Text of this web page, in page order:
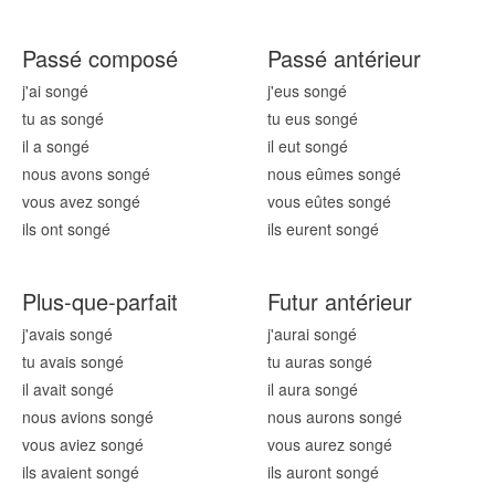
Passé composé
j'ai songé
tu as songé
il a songé
nous avons songé
vous avez songé
ils ont songé
Passé antérieur
j'eus songé
tu eus songé
il eut songé
nous eûmes songé
vous eûtes songé
ils eurent songé
Plus-que-parfait
j'avais songé
tu avais songé
il avait songé
nous avions songé
vous aviez songé
ils avaient songé
Futur antérieur
j'aurai songé
tu auras songé
il aura songé
nous aurons songé
vous aurez songé
ils auront songé